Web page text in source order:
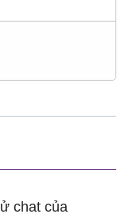
chat của